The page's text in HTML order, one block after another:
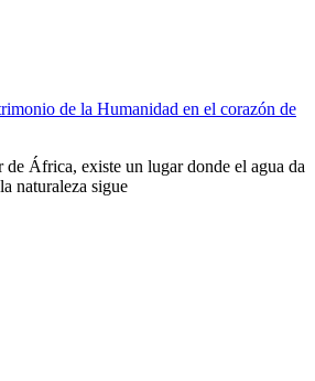
de la Humanidad en el corazón de
de África, existe un lugar donde el agua da
naturaleza sigue